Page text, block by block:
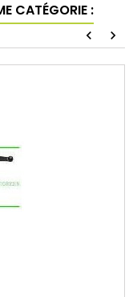
CATÉGORIE :
chevron_left chevron_right